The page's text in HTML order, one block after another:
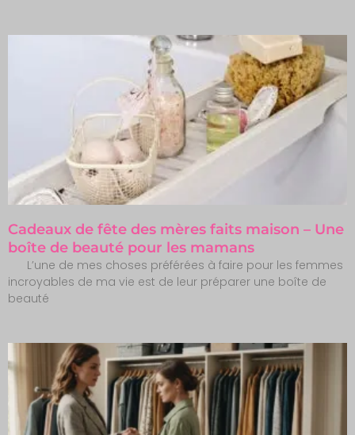
Cadeaux de fête des mères faits maison – Une
boîte de beauté pour les mamans
L’une de mes choses préférées à faire pour les femmes
incroyables de ma vie est de leur préparer une boîte de
beauté